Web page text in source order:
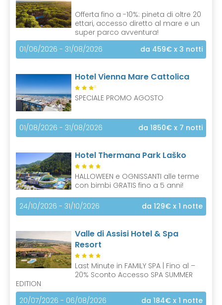
Offerta fino a -10%: pineta di oltre 20
ettari, accesso diretto al mare e un
super parco avventura!
01/06/2026 - 31/08/2026
da 459€ x 3 notti
Hotel Vienna Mare Cattolica
S
SPECIALE PROMO AGOSTO
01/08/2026 - 31/08/2026 da 1850€ x 7 notti
Hotel Thermana Park Laško
HALLOWEEN e OGNISSANTI alle terme
con bimbi GRATIS fino a 5 anni!
24/10/2026 - 31/10/2026 da 129€ x 1 notte
Valle di Assisi Hotel & Spa
Resort
Last Minute in FAMILY SPA | Fino al –
20% Sconto Accesso SPA SUMMER
EDITION
20/07/2026 - 06/08/2026
da 184€ x 1 notte